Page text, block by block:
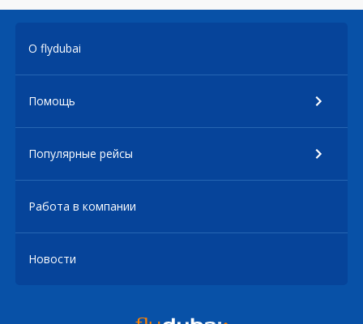
О flydubai
Помощь
Популярные рейсы
Работа в компании
Новости